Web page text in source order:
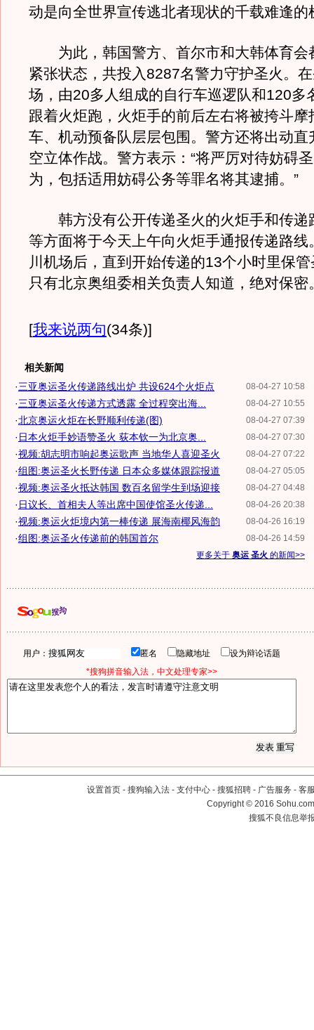
动是向全世界宣传逃北者现状的千载难逢的
为此，韩国警方、首尔市和大韩体育会
紧张状态，共投入8287名警力守护圣火。
场，由20多人组成的自行车巡逻队和120多
跟着火炬跑，火炬手的前后左右将被挎斗摩
车、机动预备队层层包围。警方还将出动直
空立体作战。警方表示：“将严厉对待妨碍
为，包括适用妨碍公务等罪名将其逮捕。”
韩方没有公开传递圣火的火炬手和传递
等方面将于今天上午向火炬手通报传递路线
川机场后，直到开始传递的13个小时里保
只有北京奥组委相关负责人知道，绝对保密
[我来说两句(34条)]
相关新闻
08-04-27 10:58
·三亚奥运圣火传递路线出炉 共设624个火炬点
08-04-27 10:55
·三亚奥运圣火传递方式透露 全过程突出海...
08-04-27 07:39
·北京奥运火炬在长野顺利传递(图)
08-04-27 07:30
· 日本火炬手妙语赞圣火 荻本钦一为北京奥...
08-04-27 07:22
·视频:胡志明市响起奥运歌声 当地华人喜迎圣火
08-04-27 05:05
·组图:奥运圣火长野传递 日本众多媒体跟踪报道
08-04-27 04:48
·视频:奥运圣火抵达韩国 数百名留学生到场迎接
08-04-26 20:38
· 日议长、首相夫人等出席中国使馆圣火传递...
08-04-26 16:19
·视频:奥运火炬境内第一棒传递 展海南椰风海韵
08-04-26 14:59
·组图:奥运圣火传递前的韩国首尔
更多关于 奥运 圣火 的新闻>>
用户： 匿名 隐藏地址
设为辩论话题
*搜狗拼音输入法，中文处理专家>>
设置首页 - 搜狗输入法 - 支付中心 - 搜狐招聘 - 广告服务 - 客
Copyright©2016
搜狐不良信息举